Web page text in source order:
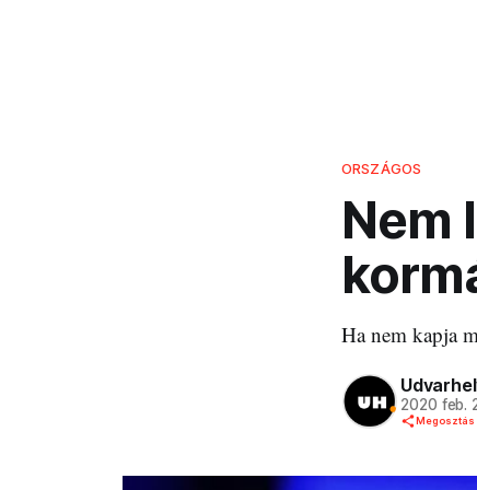
ORSZÁGOS
Nem
Ha nem kapja
2020 feb.
Megosztás